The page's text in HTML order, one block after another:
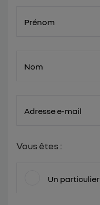
Prénom
Nom
Adresse e-mail
Vous êtes :
Un particulier